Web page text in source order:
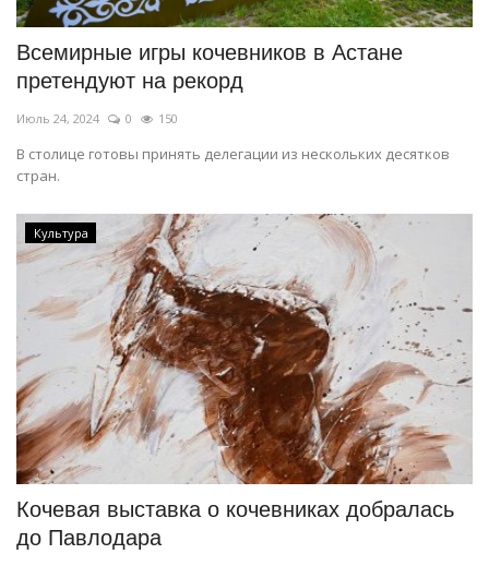
Всемирные игры кочевников в Астане
претендуют на рекорд
Июль 24, 2024 0 150
В столице готовы принять делегации из нескольких десятков
стран.
Культура
Кочевая выставка о кочевниках добралась
до Павлодара